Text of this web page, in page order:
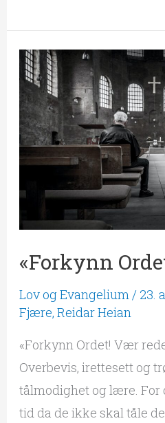
«Forkynn
Lov og Evangelium/ 23.
Fjære, Reidar Heian
«Forkynn Ordet! Vær
Overbevis, irettesett og
tålmodighet og lære. For
tid da de ikke skal tåle
«Forkynn
Ordet!»